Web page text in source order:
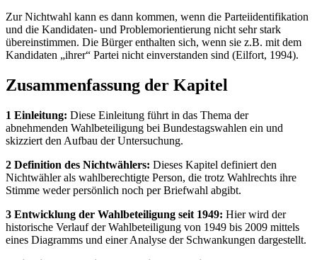
Zur Nichtwahl kann es dann kommen, wenn die Parteiidentifikation
und die Kandidaten- und Problemorientierung nicht sehr stark
übereinstimmen. Die Bürger enthalten sich, wenn sie z.B. mit dem
Kandidaten „ihrer“ Partei nicht einverstanden sind (Eilfort, 1994).
Zusammenfassung der Kapitel
1 Einleitung: Diese Einleitung führt in das Thema der
abnehmenden Wahlbeteiligung bei Bundestagswahlen ein und
skizziert den Aufbau der Untersuchung.
2 Definition des Nichtwählers: Dieses Kapitel definiert den
Nichtwähler als wahlberechtigte Person, die trotz Wahlrechts ihre
Stimme weder persönlich noch per Briefwahl abgibt.
3 Entwicklung der Wahlbeteiligung seit 1949: Hier wird der
historische Verlauf der Wahlbeteiligung von 1949 bis 2009 mittels
eines Diagramms und einer Analyse der Schwankungen dargestellt.